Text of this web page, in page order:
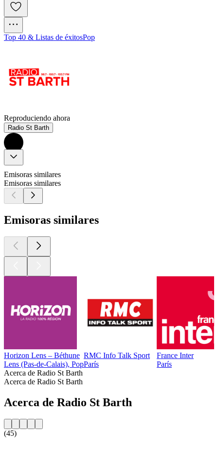
Top 40 & Listas de éxitosPop
Reproduciendo ahora
Radio St Barth
Emisoras similares
Emisoras similares
Emisoras similares
Horizon Lens – Béthune
Lens (Pas-de-Calais), Pop
RMC Info Talk Sport
París
France Inter
París
Acerca de Radio St Barth
Acerca de Radio St Barth
Acerca de Radio St Barth
(45)